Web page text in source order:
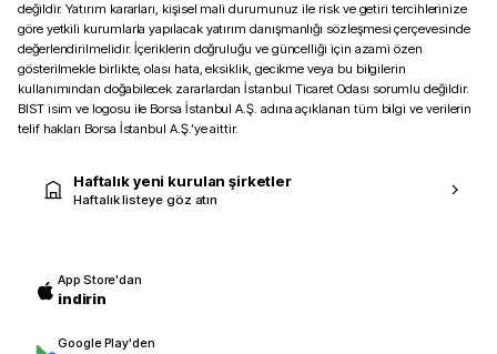
değildir. Yatırım kararları, kişisel mali durumunuz ile risk ve getiri tercihlerinize
göre yetkili kurumlarla yapılacak yatırım danışmanlığı sözleşmesi çerçevesinde
değerlendirilmelidir. İçeriklerin doğruluğu ve güncelliği için azami özen
gösterilmekle birlikte, olası hata, eksiklik, gecikme veya bu bilgilerin
kullanımından doğabilecek zararlardan İstanbul Ticaret Odası sorumlu değildir.
BIST isim ve logosu ile Borsa İstanbul A.Ş. adına açıklanan tüm bilgi ve verilerin
telif hakları Borsa İstanbul A.Ş.’ye aittir.
Haftalık yeni kurulan şirketler
Haftalık listeye göz atın
App Store'dan
indirin
Google Play'den